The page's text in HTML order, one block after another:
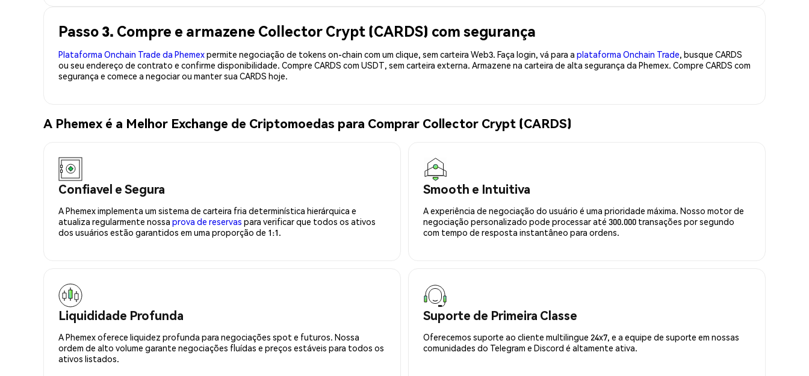
Passo 3. Compre e armazene Collector Crypt (CARDS) com segurança
Plataforma Onchain Trade da Phemexpermite negociação de tokens on-chain com um clique, sem carteira Web3. Faça login, vá para a plataforma Onchain Trade, busque CARDS
ou seu endereço de contrato e confirme disponibilidade. Compre CARDS com USDT, sem carteira externa. Armazene na carteira de alta segurança da Phemex. Compre CARDS com
segurança e comece a negociar ou manter sua CARDS hoje.
A Phemex é a Melhor Exchange de Criptomoedas para Comprar Collector Crypt (CARDS)
Confiavel e Segura
A Phemex implementa um sistema de carteira fria determinística hierárquica e
atualiza regularmente nossa prova de reservas para verificar que todos os ativos
dos usuários estão garantidos em uma proporção de 1:1.
Smooth e Intuitiva
A experiência de negociação do usuário é uma prioridade máxima. Nosso motor de
negociação personalizado pode processar até 300.000 transações por segundo
com tempo de resposta instantâneo para ordens.
Liquididade Profunda
A Phemex oferece liquidez profunda para negociações spot e futuros. Nossa
ordem de alto volume garante negociações fluídas e preços estáveis para todos os
ativos listados.
Suporte de Primeira Classe
Oferecemos suporte ao cliente multilingue 24x7, e a equipe de suporte em nossas
comunidades do Telegram e Discord é altamente ativa.